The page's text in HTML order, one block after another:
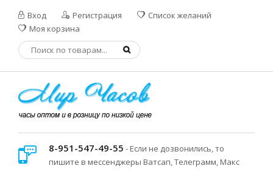
Вход Регистрация
Список желаний
Моя корзина
8-951-547-49-55 - Если не дозвонились, то
пишите в мессенджеры Ватсап, Телеграмм, Макс